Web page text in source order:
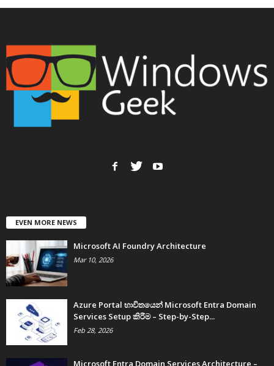
EVEN MORE NEWS
Microsoft AI Foundry Architecture
Mar 10, 2026
Azure Portal භාවිතයෙන් Microsoft Entra Domain
Services Setup කිරීම – Step-by-Step...
Feb 28, 2026
Microsoft Entra Domain Services Architecture –